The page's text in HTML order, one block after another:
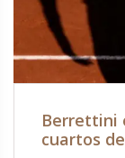
Berrettini
cuartos